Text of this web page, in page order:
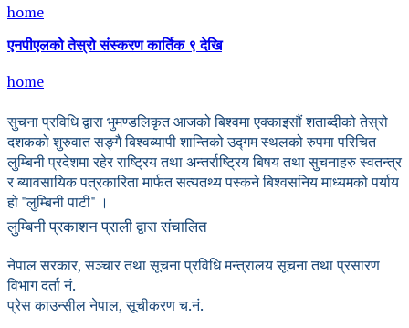
home
एनपीएलको तेस्रो संस्करण कार्तिक ९ देखि
home
सुचना प्रविधि द्वारा भुमण्डलिकृत आजको बिश्वमा एक्काइसौं शताब्दीको तेस्रो
दशकको शुरुवात सङ्गै बिश्वब्यापी शान्तिको उद्गम स्थलको रुपमा परिचित
लुम्बिनी प्रदेशमा रहेर राष्ट्रिय तथा अन्तर्राष्ट्रिय बिषय तथा सुचनाहरु स्वतन्त्र
र ब्यावसायिक पत्रकारिता मार्फत सत्यतथ्य पस्कने बिश्वसनिय माध्यमको पर्याय
हो "लुम्बिनी पाटी" ।
लुम्बिनी प्रकाशन प्राली द्वारा संचालित
नेपाल सरकार, सञ्चार तथा सूचना प्रविधि मन्त्रालय सूचना तथा प्रसारण
विभाग दर्ता नं.
प्रेस काउन्सील नेपाल, सूचीकरण च.नं.